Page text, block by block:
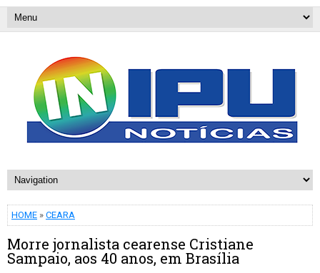
HOME » CEARA
Morre jornalista cearense Cristiane
Sampaio, aos 40 anos, em Brasília